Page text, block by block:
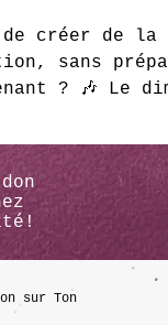
créer de la
sans
? 🎶 Le
vocale
Avec le
des
on
Painting , on
et on la
besoin
sur Ton